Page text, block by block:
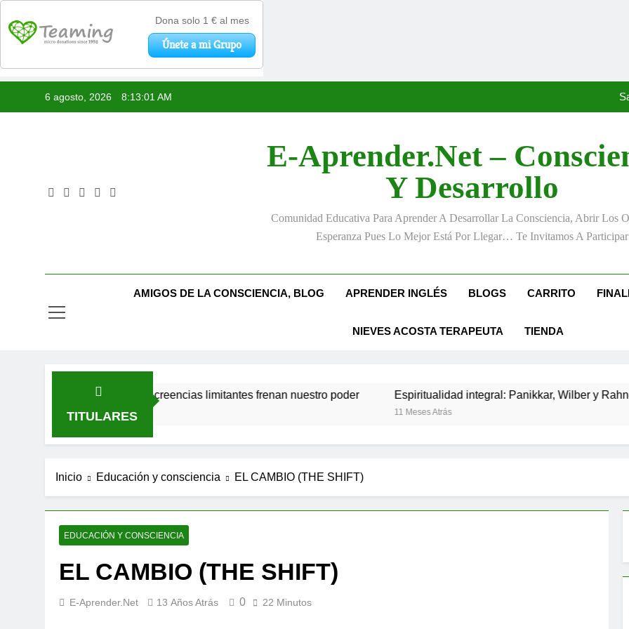
6 agosto, 2026 8:13:02 AM
«La kinesina y la felicidad:
E-Aprender.net –
Y Desarrollo
Comunidad Educativa Para Aprender A Desarrollar La Consciencia, Abrir Los
Esperanza Pues Lo Mejor Está Por Llegar… Te Invitamos A Participar
AMIGOS DE LA CONSCIENCIA, BLOG APRENDER INGLÉS BLOGS CARRITO
NIEVES ACOSTA TERAPEUTA TIENDA
TITULARES
invisibles: cómo las creencias limitantes frenan nuestro poder Espiritualidad integral: Panikkar, Wilber y Rahner en
11 Meses Atrás
Inicio Educación y consciencia EL CAMBIO (THE SHIFT)
EDUCACIÓN Y CONSCIENCIA
EL CAMBIO (THE SHIFT)
E-Aprender.net 13 Años Atrás 0 22 Minutos